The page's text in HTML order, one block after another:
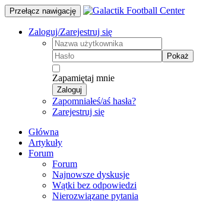
Przełącz nawigację
Zaloguj/Zarejestruj się
Pokaż
Zapamiętaj mnie
Zaloguj
Zapomniałeś/aś hasła?
Zarejestruj się
Główna
Artykuły
Forum
Forum
Najnowsze dyskusje
Wątki bez odpowiedzi
Nierozwiązane pytania